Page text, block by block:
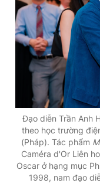
Đạo diễn Trần Anh
theo học trường
(Pháp). Tác phẩm
Caméra d'Or Liên
Oscar ở hạng mục
1998, nam đạo